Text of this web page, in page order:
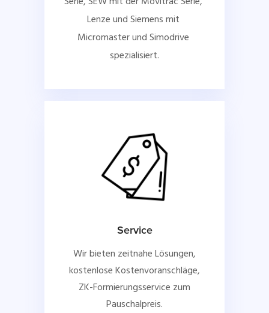
Lenze und Siemens mit
Micromaster und Simodrive
spezialisiert.
Service
Wir bieten zeitnahe Lösungen,
kostenlose Kostenvoranschläge,
ZK-Formierungsservice zum
Pauschalpreis.